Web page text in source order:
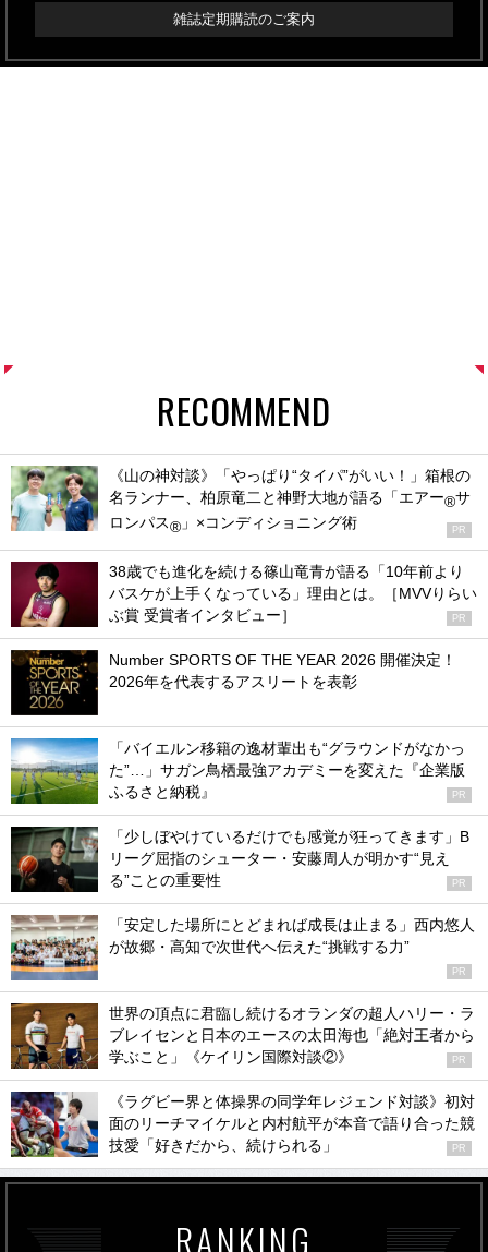
雑誌定期購読のご案内
RECOMMEND
《山の神対談》「やっぱり“タイパ”がいい！」箱根の
名ランナー、柏原竜二と神野大地が語る「エアー®サ
ロンパス® 」×コンディショニング術 PR
38歳でも進化を続ける篠山竜青が語る「10年前より
バスケが上手くなっている」理由とは。［MVVりらい
ぶ賞 受賞者インタビュー］
PR
Number SPORTS OF THE YEAR 2026 開催決定！
2026年を代表するアスリートを表彰
「バイエルン移籍の逸材輩出も“グラウンドがなかっ
た”…」サガン鳥栖最強アカデミーを変えた『企業版
ふるさと納税』
PR
「少しぼやけているだけでも感覚が狂ってきます」B
リーグ屈指のシューター・安藤周人が明かす“見え
る”ことの重要性
PR
「安定した場所にとどまれば成長は止まる」西内悠人
が故郷・高知で次世代へ伝えた“挑戦する力”
PR
世界の頂点に君臨し続けるオランダの超人ハリー・ラ
ブレイセンと日本のエースの太田海也「絶対王者から
学ぶこと」《ケイリン国際対談②》
PR
《ラグビー界と体操界の同学年レジェンド対談》初対
面のリーチマイケルと内村航平が本音で語り合った競
技愛「好きだから、続けられる」
PR
RANKING